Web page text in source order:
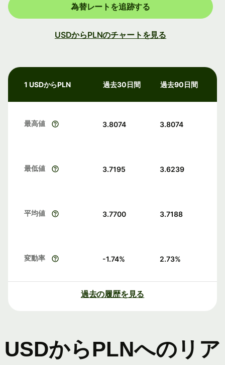
為替レートを追跡する
USDからPLNのチャートを見る
1 USDからPLN 過去30日間 過去90日間
最高値 3.8074 3.8074
最低値 3.7195 3.6239
平均値 3.7700 3.7188
変動率 -1.74% 2.73%
過去の履歴を見る
USDからPLNへのリア